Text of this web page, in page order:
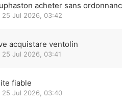
acheter sans
25 Jul 2026, 03:42
acquistare ventolin
25 Jul 2026, 03:41
fiable
25 Jul 2026, 03:40